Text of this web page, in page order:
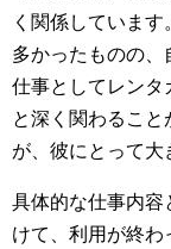
く関係していま
多かったものの、
仕事としてレンタ
と深く関わるこ
が、彼にとって大
具体的な仕事内容
けて、利用が終